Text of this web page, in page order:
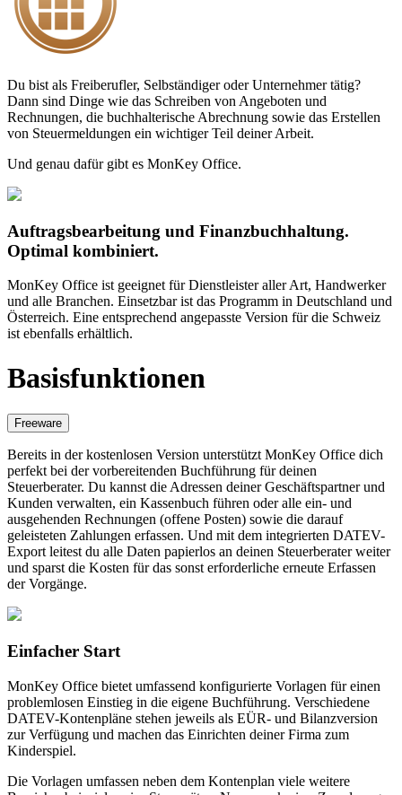
Du bist als Freiberufler, Selbständiger oder Unternehmer tätig?
Dann sind Dinge wie das Schreiben von Angeboten und
Rechnungen, die buchhalterische Abrechnung sowie das Erstellen
von Steuermeldungen ein wichtiger Teil deiner Arbeit.
Und genau dafür gibt es MonKey Office.
Auftragsbearbeitung und Finanzbuchhaltung.
Optimal kombiniert.
MonKey Office ist geeignet für Dienstleister aller Art, Handwerker
und alle Branchen. Einsetzbar ist das Programm in Deutschland und
Österreich. Eine entsprechend angepasste Version für die Schweiz
ist ebenfalls erhältlich.
Basisfunktionen
Freeware
Bereits in der kostenlosen Version unterstützt MonKey Office dich
perfekt bei der vorbereitenden Buchführung für deinen
Steuerberater. Du kannst die Adressen deiner Geschäftspartner und
Kunden verwalten, ein Kassenbuch führen oder alle ein- und
ausgehenden Rechnungen (offene Posten) sowie die darauf
geleisteten Zahlungen erfassen. Und mit dem integrierten DATEV-
Export leitest du alle Daten papierlos an deinen Steuerberater weiter
und sparst die Kosten für das sonst erforderliche erneute Erfassen
der Vorgänge.
Einfacher Start
MonKey Office bietet umfassend konfigurierte Vorlagen für einen
problemlosen Einstieg in die eigene Buchführung. Verschiedene
DATEV-Kontenpläne stehen jeweils als EÜR- und Bilanzversion
zur Verfügung und machen das Einrichten deiner Firma zum
Kinderspiel.
Die Vorlagen umfassen neben dem Kontenplan viele weitere